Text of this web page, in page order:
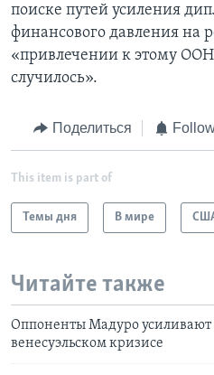
поиске путей усиления
финансового давления на
«привлечении к этому
случилось».
Поделиться
This item is part of
Темы дня В мире
Читайте также
Оппоненты Мадуро усиливают
венесуэльском кризисе